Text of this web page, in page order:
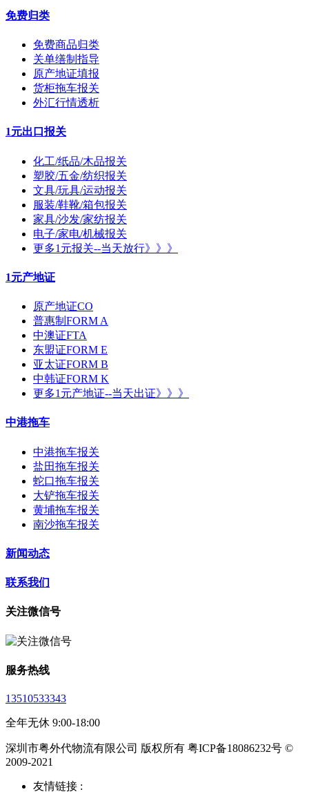
免费归类
免费商品归类
关单缮制指导
原产地证填报
货柜拖车报关
外汇行情透析
1元出口报关
化工/纸品/木品报关
塑胶/五金/纺织报关
文具/玩具/运动报关
服装/鞋靴/箱包报关
家具/沙发/家纺报关
电子/家电/机械报关
更多1元报关--当天放行》》》
1元产地证
原产地证CO
普惠制FORM A
中澳证FTA
东盟证FORM E
亚太证FORM B
中韩证FORM K
更多1元产地证--当天出证》》》
中港拖车
中港拖车报关
盐田拖车报关
蛇口拖车报关
大铲拖车报关
黄埔拖车报关
南沙拖车报关
新闻动态
联系我们
关注微信号
服务热线
13510533343
全年无休 9:00-18:00
深圳市粤外代物流有限公司 版权所有 粤ICP备18086232号 ©
2009-2021
友情链接 :